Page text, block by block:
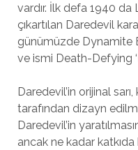
vardır. İlk defa 1940 da
çıkartılan Daredevil
günümüzde Dynamite
ve ismi Death-Defying
Daredevil’in orijinal
tarafından dizayn
Daredevil’in
ancak ne kadar